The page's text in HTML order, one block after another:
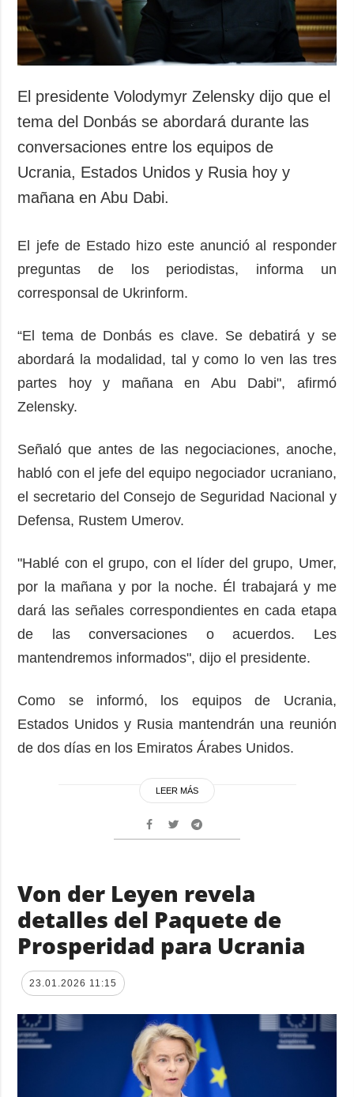
El presidente Volodymyr Zelensky dijo que el
tema del Donbás se abordará durante las
conversaciones entre los equipos de
Ucrania, Estados Unidos y Rusia hoy y
mañana en Abu Dabi.
El jefe de Estado hizo este anunció al responder
preguntas de los periodistas, informa un
corresponsal de Ukrinform.
“El tema de Donbás es clave. Se debatirá y se
abordará la modalidad, tal y como lo ven las tres
partes hoy y mañana en Abu Dabi", afirmó
Zelensky.
Señaló que antes de las negociaciones, anoche,
habló con el jefe del equipo negociador ucraniano,
el secretario del Consejo de Seguridad Nacional y
Defensa, Rustem Umerov.
"Hablé con el grupo, con el líder del grupo, Umer,
por la mañana y por la noche. Él trabajará y me
dará las señales correspondientes en cada etapa
de las conversaciones o acuerdos. Les
mantendremos informados", dijo el presidente.
Como se informó, los equipos de Ucrania,
Estados Unidos y Rusia mantendrán una reunión
de dos días en los Emiratos Árabes Unidos.
LEER MÁS
Von der Leyen revela
detalles del Paquete de
Prosperidad para Ucrania
23.01.2026 11:15